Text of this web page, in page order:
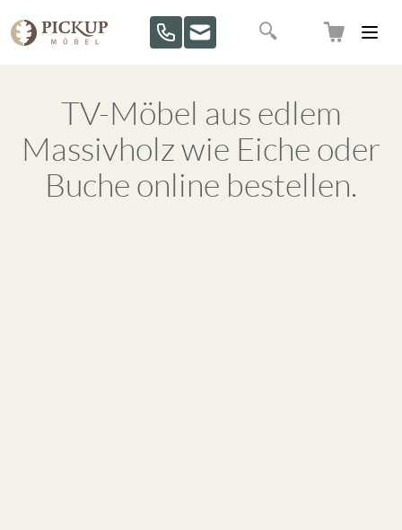
Suche
TV-Möbel aus edlem
Massivholz wie Eiche oder
Buche online bestellen.